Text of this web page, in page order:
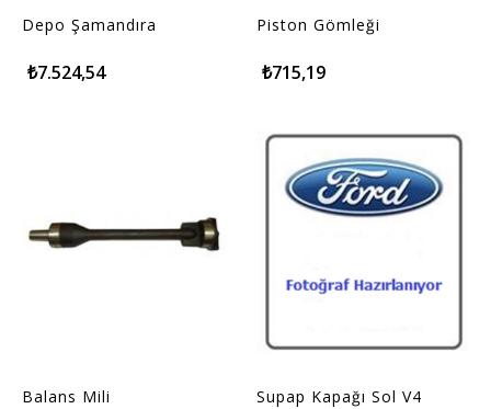
Depo Şamandıra
₺7.524,54
Piston Gömleği
₺715,19
Balans Mili Supap Kapağı Sol V4